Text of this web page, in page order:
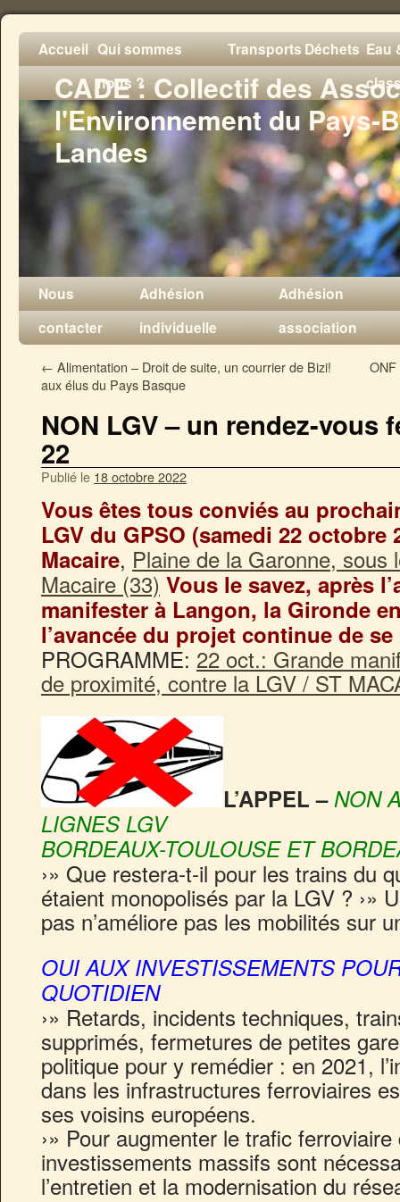
CADE : Collectif des
l'Environnement du Pays-
Landes
Accueil Qui sommes
nous ?
TransportsDéchets Eau
Nous
contacter
Adhésion
individuelle
Adhésion
association
← Alimentation – Droit de suite, un courrier de Bizi!
aux élus du Pays Basque
NON LGV – un rendez-vous
22
Publié le 18 octobre 2022
Vous êtes tous conviés au
LGV du GPSO (samedi 22 octobre
Macaire, Plaine de la Garonne, sous
Macaire (33) Vous le savez, après
manifester à Langon, la Gironde
l’avancée du projet continue de
PROGRAMME: 22 oct.: Grande
de proximité, contre la LGV / ST
L’APPEL –NON
LIGNES LGV
BORDEAUX-TOULOUSE ET
›» Que restera-t-il pour les trains du
étaient monopolisés par la LGV ? ›»
pas n’améliore pas les mobilités sur
OUI AUX INVESTISSEMENTS
QUOTIDIEN
›» Retards, incidents techniques,
supprimés, fermetures de petites
politique pour y remédier : en 2021,
dans les infrastructures ferroviaires
ses voisins européens.
›» Pour augmenter le trafic ferroviaire
investissements massifs sont
l’entretien et la modernisation du